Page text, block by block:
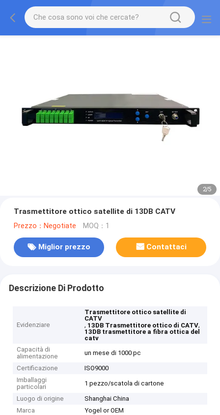
2/5
Trasmettitore ottico satellite di 13DB CATV
Prezzo：Negotiate MOQ：1
Miglior prezzo Contattaci
Descrizione Di Prodotto
Evidenziare
Trasmettitore ottico satellite di
CATV
, 13DB Trasmettitore ottico di CATV,
13DB trasmettitore a fibra ottica del
catv
Capacità di
alimentazione
un mese di 1000 pc
Certificazione
ISO9000
Imballaggi
particolari
1 pezzo/scatola di cartone
Luogo di origine
Shanghai China
Marca
Yogel or OEM